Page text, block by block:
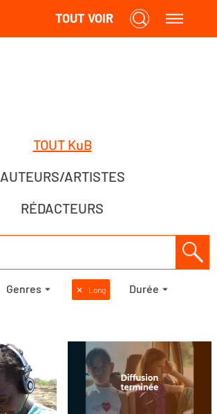
TOUT VOIR
TOUT KuB
AUTEURS/ARTISTES
RÉDACTEURS
Genres ✕ Long Durée